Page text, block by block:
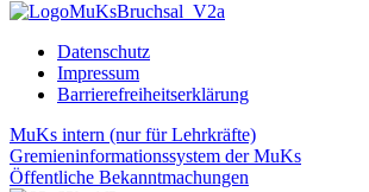
Datenschutz
Impressum
Barrierefreiheitserklärung
MuKs intern (nur für Lehrkräfte)
Gremieninformationssystem der MuKs
Öffentliche Bekanntmachungen